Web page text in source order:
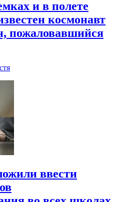
и в полете
космонавт
пожаловавшийся
ввести